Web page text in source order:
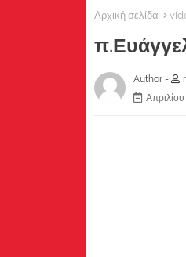
Αρχική σελίδα
Author -